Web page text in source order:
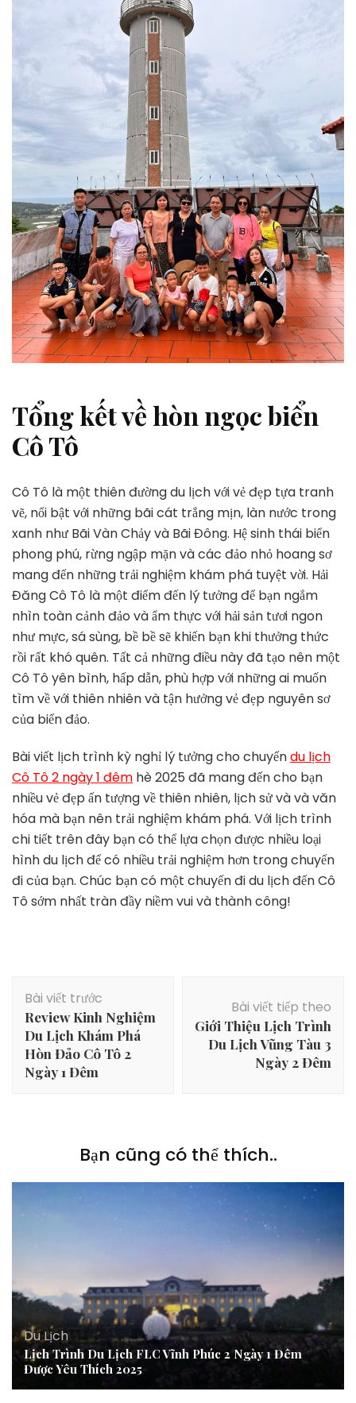
Tổng kết về hòn ngọc biển
Cô Tô
Cô Tô là một thiên đường du lịch với vẻ đẹp tựa tranh
vẽ, nổi bật với những bãi cát trắng mịn, làn nước trong
xanh như Bãi Vàn Chảy và Bãi Đông. Hệ sinh thái biển
phong phú, rừng ngập mặn và các đảo nhỏ hoang sơ
mang đến những trải nghiệm khám phá tuyệt vời. Hải
Đăng Cô Tô là một điểm đến lý tưởng để bạn ngắm
nhìn toàn cảnh đảo và ẩm thực với hải sản tươi ngon
như mực, sá sùng, bề bề sẽ khiến bạn khi thưởng thức
rồi rất khó quên. Tất cả những điều này đã tạo nên một
Cô Tô yên bình, hấp dẫn, phù hợp với những ai muốn
tìm về với thiên nhiên và tận hưởng vẻ đẹp nguyên sơ
của biển đảo.
Bài viết lịch trình kỳ nghỉ lý tưởng cho chuyếndu lịch
Cô Tô 2 ngày 1 đêm hè 2025 đã mang đến cho bạn
nhiều vẻ đẹp ấn tượng về thiên nhiên, lịch sử và và văn
hóa mà bạn nên trải nghiệm khám phá. Với lịch trình
chi tiết trên đây bạn có thể lựa chọn được nhiều loại
hình du lịch để có nhiều trải nghiệm hơn trong chuyến
đi của bạn. Chúc bạn có một chuyến đi du lịch đến Cô
Tô sớm nhất tràn đầy niềm vui và thành công!
Điều
hướng
bài
viết
Bài viết trước
Review Kinh Nghiệm
Du Lịch Khám Phá
Hòn Đảo Cô Tô 2
Ngày 1 Đêm
Bài viết tiếp theo
Giới Thiệu Lịch Trình
Du Lịch Vũng Tàu 3
Ngày 2 Đêm
Bạn cũng có thể thích..
Du Lịch
Lịch Trình Du Lịch FLC Vĩnh Phúc 2 Ngày 1 Đêm
Được Yêu Thích 2025